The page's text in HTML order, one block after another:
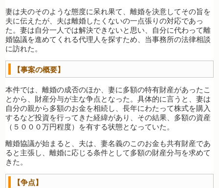
妻は夫のそのような態度に呆れ果て、離婚を決意してその旨を
夫に伝えたが、夫は離婚したくないの一点張りの対応であっ
た。妻は自分一人では解決できないと思い、自分に代わって離
婚協議を進めてくれる代理人を探すため、当事務所の法律相談
に訪れた。
【事案の概要】
本件では、離婚の成否のほか、妻に多額の特有財産があったこ
とから、財産分与が主な争点となった。具体的に言うと、妻は
自分の親から多額のお金を相続し、長年にわたって株式を購入
するなど投資を行ってきた経緯があり、その結果、多額の資産
（５０００万円程度）を有する状態となっていた。
離婚協議が始まると、夫は、妻名義のこのお金も共有財産であ
ると主張し、離婚に応じる条件として多額の財産分与を求めて
きた。
【争点】